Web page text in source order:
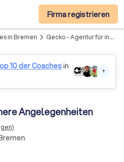
Firma registrieren
in Bremen arrow_forward_ios Gecko - Agentur für innere Angelegenheiten
10 der Coachesin
+
Angelegenheiten
)